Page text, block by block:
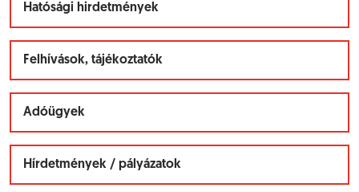
Hatósági hirdetmények
Felhívások, tájékoztatók
Adóügyek
Hírdetmények / pályázatok